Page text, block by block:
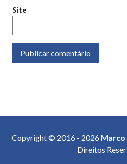
Site
Copyright © 2016 - 2026 Marco
Direitos